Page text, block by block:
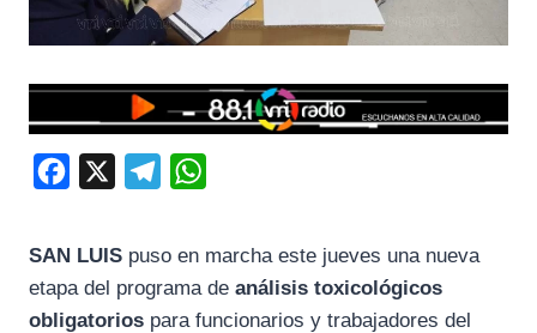
b
g
s
SAN LUIS puso en marcha este jueves una nueva
etapa del programa de análisis toxicológicos
obligatorios para funcionarios y trabajadores del